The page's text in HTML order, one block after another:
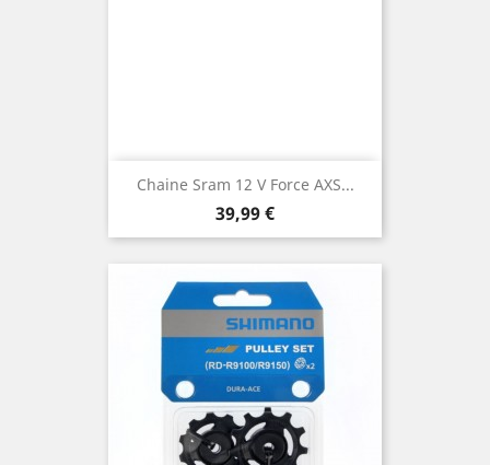
Chaine Sram 12 V Force AXS...
Prix
39,99 €